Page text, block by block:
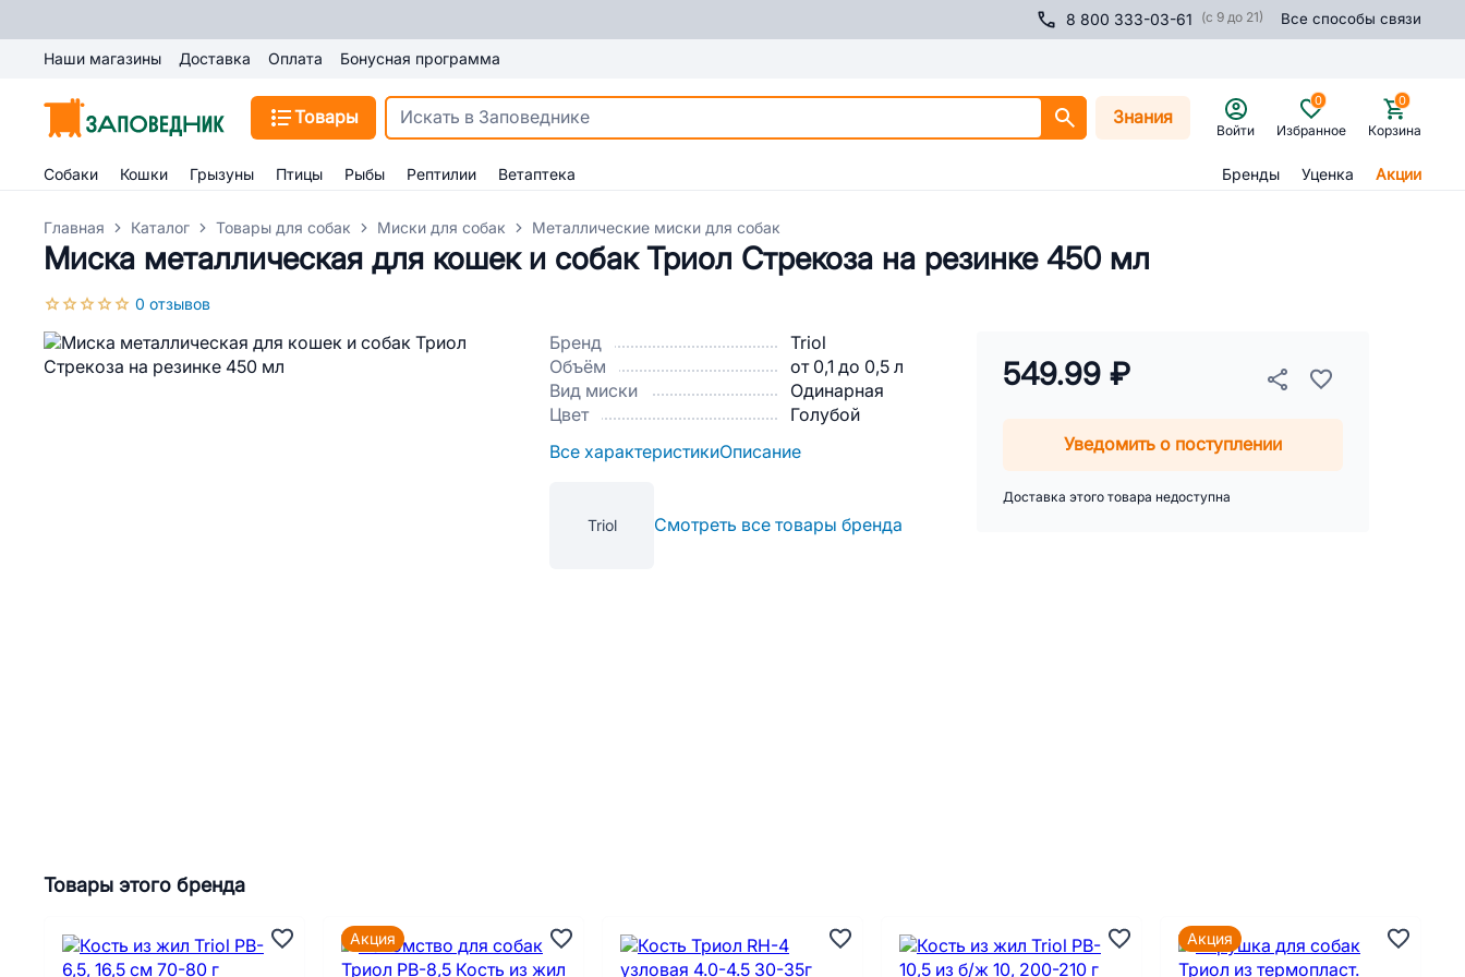
8 800 333-03-61 (с 9 до 21) Все способы связи
Наши магазины Доставка Оплата Бонусная программа
Товары Знания
Войти Избранное
0
Корзина
0
Собаки Кошки Грызуны Птицы Рыбы Рептилии Ветаптека Бренды Уценка Акции
Главная Каталог Товары для собак Миски для собак Металлические миски для собак
Миска металлическая для кошек и собак Триол Стрекоза на резинке 450 мл
0 отзывов
Бренд
Triol
Объём
от 0,1 до 0,5 л
Вид миски
Одинарная
Цвет
Голубой
Все характеристикиОписание
Triol Смотреть все товары бренда
549.99 ₽
Уведомить о поступлении
Доставка этого товара недоступна
Товары этого бренда
Акция Акция